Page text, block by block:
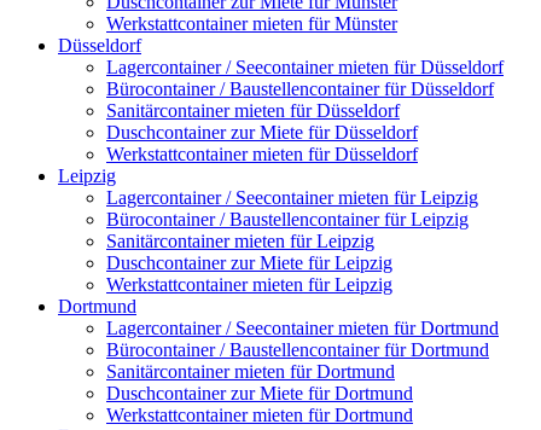
Werkstattcontainer mieten für Münster
Düsseldorf
Lagercontainer / Seecontainer mieten für Düsseldorf
Bürocontainer / Baustellencontainer für Düsseldorf
Sanitärcontainer mieten für Düsseldorf
Duschcontainer zur Miete für Düsseldorf
Werkstattcontainer mieten für Düsseldorf
Leipzig
Lagercontainer / Seecontainer mieten für Leipzig
Bürocontainer / Baustellencontainer für Leipzig
Sanitärcontainer mieten für Leipzig
Duschcontainer zur Miete für Leipzig
Werkstattcontainer mieten für Leipzig
Dortmund
Lagercontainer / Seecontainer mieten für Dortmund
Bürocontainer / Baustellencontainer für Dortmund
Sanitärcontainer mieten für Dortmund
Duschcontainer zur Miete für Dortmund
Werkstattcontainer mieten für Dortmund